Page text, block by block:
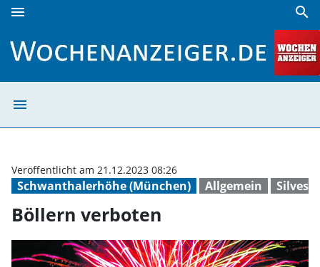
menu search
menu
Schwanthalerhöhe (München) Allgemein
Veröffentlicht am 21.12.2023 08:26
Böllern verboten